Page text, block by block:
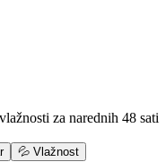
za narednih 48 sati
💦 Vlažnost